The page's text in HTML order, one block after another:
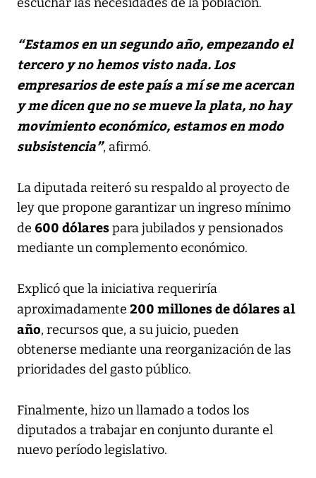
“Estamos en un segundo año, empezando el
tercero y no hemos visto nada. Los
empresarios de este país a mí se me acercan
y me dicen que no se mueve la plata, no hay
movimiento económico, estamos en modo
subsistencia”, afirmó.
La diputada reiteró su respaldo al proyecto de
ley que propone garantizar un ingreso mínimo
de 600 dólarespara jubilados y pensionados
mediante un complemento económico.
Explicó que la iniciativa requeriría
aproximadamente 200 millones de dólares al
año, recursos que, a su juicio, pueden
obtenerse mediante una reorganización de las
prioridades del gasto público.
Finalmente, hizo un llamado a todos los
diputados a trabajar en conjunto durante el
nuevo período legislativo.